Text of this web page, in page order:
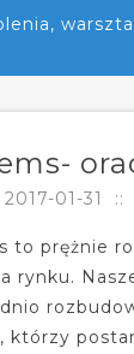
01-31 ::
to prężnie
rynku.
którzy